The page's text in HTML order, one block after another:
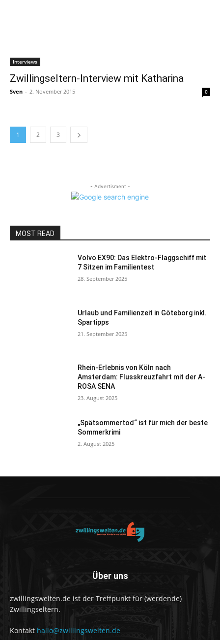
Interviews
Zwillingseltern-Interview mit Katharina
Sven - 2. November 2015 0
1 2 3
- Advertisment -
MOST READ
Volvo EX90: Das Elektro-Flaggschiff mit
7 Sitzen im Familientest
28. September 2025
Urlaub und Familienzeit in Göteborg inkl.
Spartipps
21. September 2025
Rhein-Erlebnis von Köln nach
Amsterdam: Flusskreuzfahrt mit der A-
ROSA SENA
23. August 2025
„Spätsommertod“ ist für mich der beste
Sommerkrimi
2. August 2025
Über uns
zwillingswelten.de ist der Treffpunkt für (werdende)
Zwillingseltern.
Kontakt hallo@zwillingswelten.de